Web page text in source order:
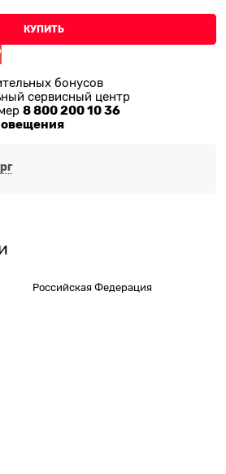
КУПИТЬ
бонусов
сервисный центр
8 800 200 10 36
Российская Федерация